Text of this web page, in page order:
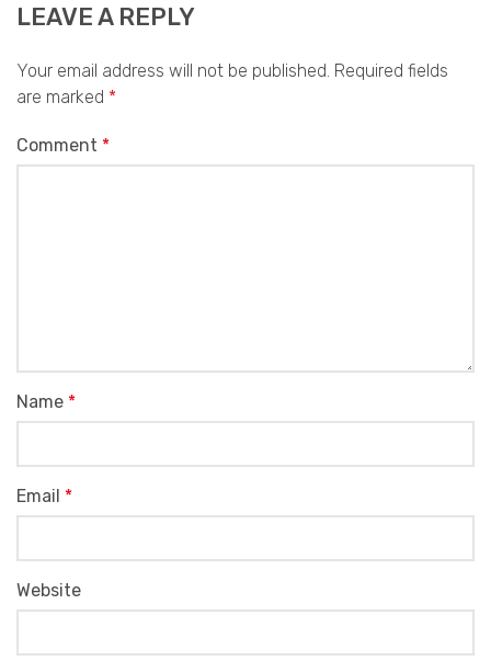
LEAVE A REPLY
Your email address will not be published. Required fields
are marked *
Comment *
Name *
Email *
Website